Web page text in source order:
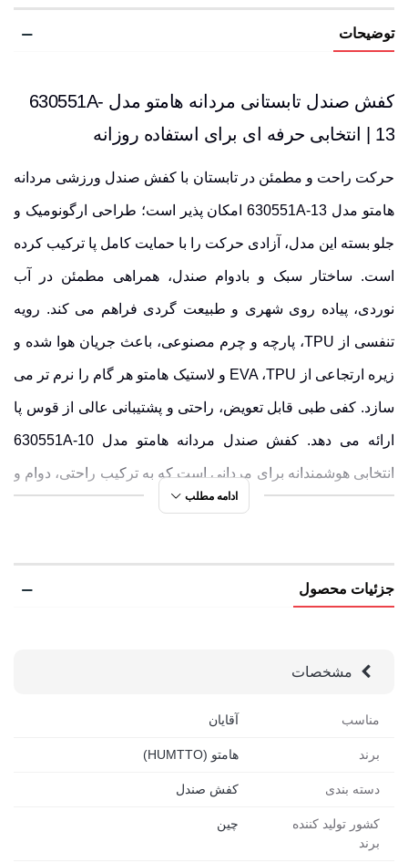
توضیحات
کفش صندل تابستانی مردانه هامتو مدل 630551A-
13 | انتخابی حرفه ای برای استفاده روزانه
حرکت راحت و مطمئن در تابستان با کفش صندل ورزشی مردانه
هامتو مدل 630551A-13 امکان پذیر است؛ طراحی ارگونومیک و
جلو بسته این مدل، آزادی حرکت را با حمایت کامل پا ترکیب کرده
است. ساختار سبک و بادوام صندل، همراهی مطمئن در آب
نوردی، پیاده روی شهری و طبیعت گردی فراهم می کند. رویه
تنفسی از TPU، پارچه و چرم مصنوعی، باعث جریان هوا شده و
زیره ارتجاعی از EVA ،TPU و لاستیک هامتو هر گام را نرم تر می
سازد. کفی طبی قابل تعویض، راحتی و پشتیبانی عالی از قوس پا
ارائه می دهد. کفش صندل مردانه هامتو مدل 630551A-10
انتخابی هوشمندانه برای مردانی است که به ترکیب راحتی، دوام و
سبک تابستانی اهمیت می دهند.
توانسته است ترکیبی از راحتی، دوام و استایل را برای سلیقه های
تر است و احساس خاصی از راحتی و جذابیت را ایجاد می کند.
برای فعالیت روزمره و آب نوردی مناسب است؟
رویه ی ترکیبی از TPU
، پارچه و چرم مصنوعی، ایجاد تعادل
ادامه مطلب
جزئیات محصول
مشخصات
مناسب آقایان
برند هامتو (HUMTTO)
دسته بندی کفش صندل
کشور تولید کننده
برند
چین